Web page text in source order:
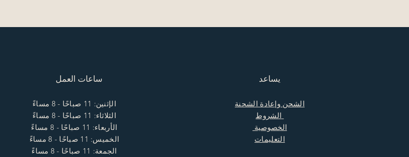
ساعات العمل
الإثنين: 11 صباحًا - 8 مساءً
الثلاثاء: 11 صباحًا - 8 مساءً
الأربعاء: 11 صباحًا - 8 مساءً
الخميس: 11 صباحًا - 8 مساءً
الجمعة: 11 صباحًا - 8 مساءً
يساعد
الشحن وإعادة الشحنة
الخصوصية
التعليمات